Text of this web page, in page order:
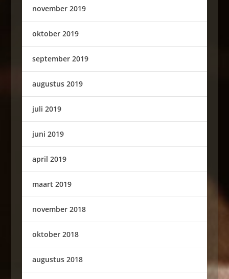
november 2019
oktober 2019
september 2019
augustus 2019
juli 2019
juni 2019
april 2019
maart 2019
november 2018
oktober 2018
augustus 2018